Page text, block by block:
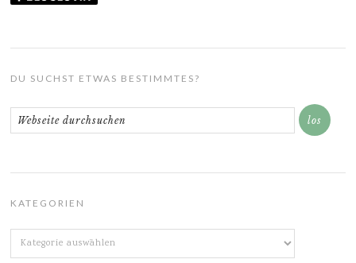
DU SUCHST ETWAS BESTIMMTES?
KATEGORIEN
Kategorien